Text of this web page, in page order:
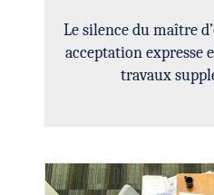
Le silence du maître
acceptation expresse
travaux